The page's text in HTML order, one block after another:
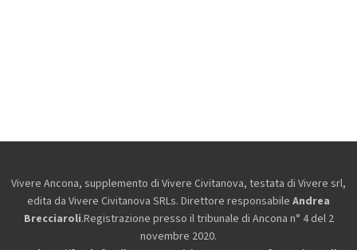
Vivere Ancona, supplemento di Vivere Civitanova, testata di Vivere srl,
edita da Vivere Civitanova SRLs. Direttore responsabile Andrea
Brecciaroli.Registrazione presso il tribunale di Ancona n° 4 del 2
novembre 2020.